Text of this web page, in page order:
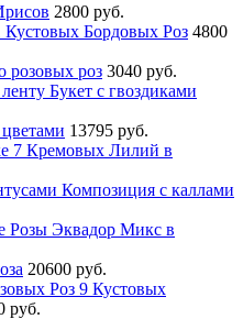
2800 руб.
Кустовых Бордовых Роз 4800
розовых роз 3040 руб.
Букет с гвоздиками
13795 руб.
7 Кремовых Лилий в
Композиция с каллами
Розы Эквадор Микс в
20600 руб.
9 Кустовых
руб.